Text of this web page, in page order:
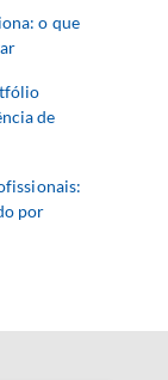
o que
de
por